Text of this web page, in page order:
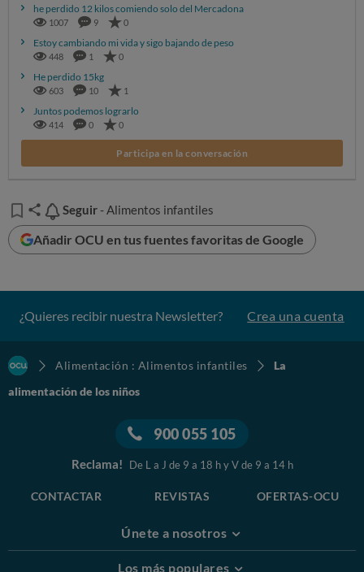
he perdido 12 kilos comiendo solo del Mercadona
1007 9 0
Estoy cambiando mi vida y sigo bajando de peso
448 1 0
He perdido 15kg
603 10 1
Juntos podemos lograrlo
414 0 0
Participa en la conversación
Seguir
Seguir - Alimentos infantiles
Añadir OCU en tus fuentes favoritas de Google
¿Quieres recibir nuestra Newsletter? Crea una cuenta
Alimentación : Alimentos infantiles
La
alimentación de los niños
900 055 105
Reclama! De L a J de 9 a 18 h y V de 9 a 14 h
CONTACTAR REVISTAS OFERTAS-OCU
Únete a nosotros
Los más populares